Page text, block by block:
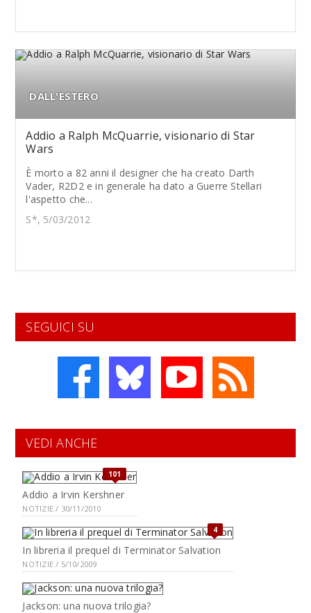
DALL'ESTERO
Addio a Ralph McQuarrie, visionario di Star
Wars
È morto a 82 anni il designer che ha creato Darth
Vader, R2D2 e in generale ha dato a Guerre Stellari
l'aspetto che...
S*, 5/03/2012
SEGUICI SU
VEDI ANCHE
101
Addio a Irvin Kershner
NOTIZIE / 30/11/2010
4
In libreria il prequel di Terminator Salvation
NOTIZIE / 5/10/2009
Jackson: una nuova trilogia?